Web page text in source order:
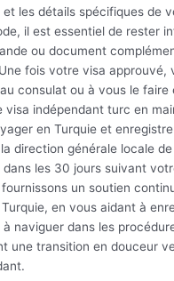
et les détails spécifiques de
il est essentiel de rester
ou document
fois votre visa approuvé,
consulat ou à vous le faire
visa indépendant turc en
en Turquie et
direction générale locale
dans les 30 jours suivant
un soutien
en vous aidant à
à naviguer dans les
une transition en douceur